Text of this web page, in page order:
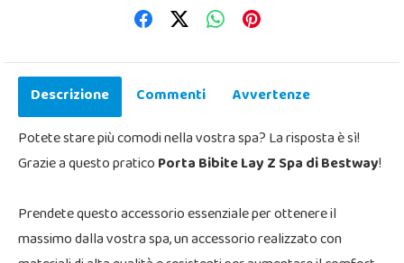
Descrizione Commenti
Avvertenze
Potete stare più comodi nella vostra spa? La risposta è sì!
Grazie a questo praticoPorta Bibite Lay Z Spa di Bestway!
Prendete questo accessorio essenziale per ottenere il
massimo dalla vostra spa, un accessorio realizzato con